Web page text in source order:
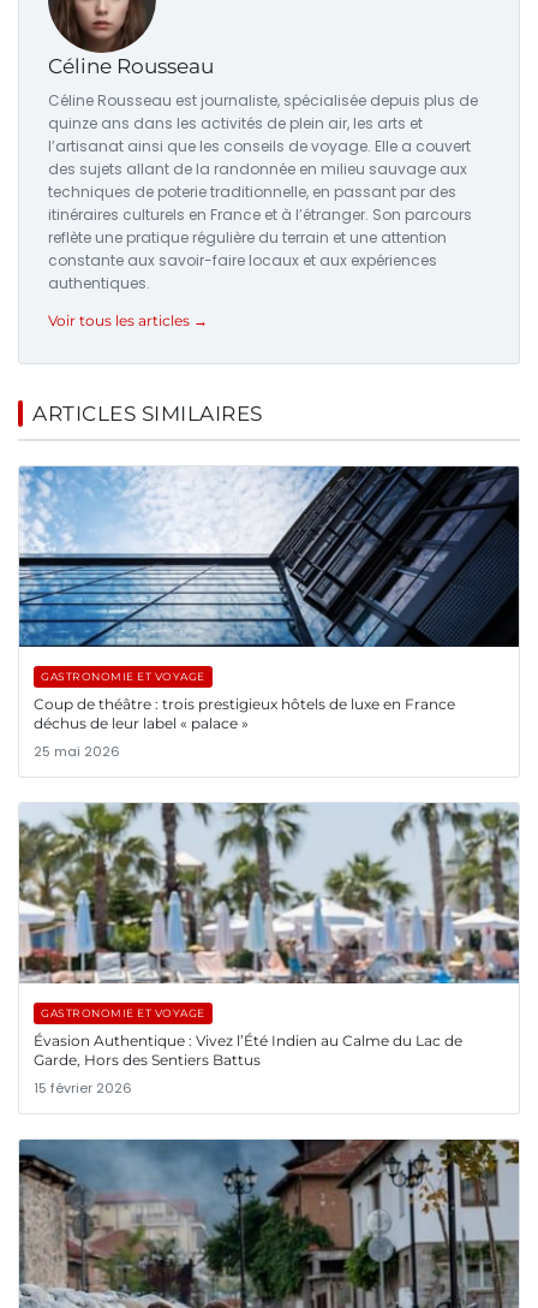
Céline Rousseau
Céline Rousseau est journaliste, spécialisée depuis plus de
quinze ans dans les activités de plein air, les arts et
l’artisanat ainsi que les conseils de voyage. Elle a couvert
des sujets allant de la randonnée en milieu sauvage aux
techniques de poterie traditionnelle, en passant par des
itinéraires culturels en France et à l’étranger. Son parcours
reflète une pratique régulière du terrain et une attention
constante aux savoir-faire locaux et aux expériences
authentiques.
Voir tous les articles →
ARTICLES SIMILAIRES
GASTRONOMIE ET VOYAGE
Coup de théâtre : trois prestigieux hôtels de luxe en France
déchus de leur label « palace »
25 mai 2026
GASTRONOMIE ET VOYAGE
Évasion Authentique : Vivez l’Été Indien au Calme du Lac de
Garde, Hors des Sentiers Battus
15 février 2026